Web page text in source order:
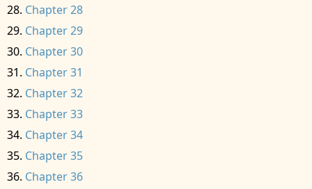
Chapter 28
Chapter 29
Chapter 30
Chapter 31
Chapter 32
Chapter 33
Chapter 34
Chapter 35
Chapter 36